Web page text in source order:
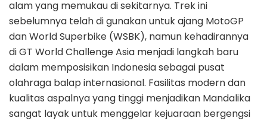
alam yang memukau di sekitarnya. Trek ini
sebelumnya telah di gunakan untuk ajang MotoGP
dan World Superbike (WSBK), namun kehadirannya
di GT World Challenge Asia menjadi langkah baru
dalam memposisikan Indonesia sebagai pusat
olahraga balap internasional. Fasilitas modern dan
kualitas aspalnya yang tinggi menjadikan Mandalika
sangat layak untuk menggelar kejuaraan bergengsi